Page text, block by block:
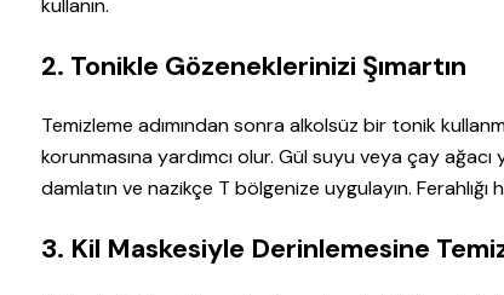
kullanın.
2. Tonikle Gözeneklerinizi Şımartın
Temizleme adımından sonra alkolsüz bir tonik
korunmasına yardımcı olur. Gül suyu veya çay
damlatın ve nazikçe T bölgenize uygulayın. Ferahlığı
3. Kil Maskesiyle Derinlemesine